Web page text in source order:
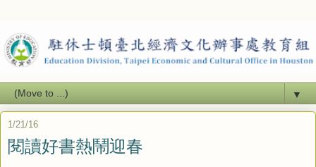
▼
1/21/16
閱讀好書熱鬧迎春